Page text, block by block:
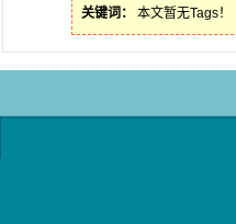
关键词： 本文暂无Tags！